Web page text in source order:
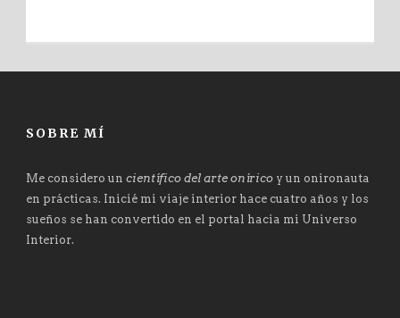
SOBRE MÍ
Me considero un científico del arte onírico y un onironauta
en prácticas. Inicié mi viaje interior hace cuatro años y los
sueños se han convertido en el portal hacia mi Universo
Interior.